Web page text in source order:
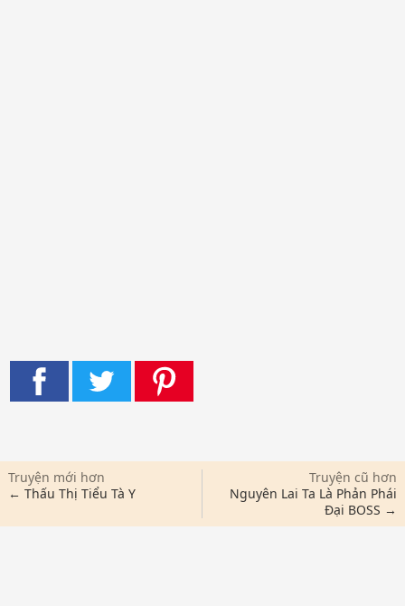
Truyện mới hơn
← Thấu Thị Tiểu Tà Y
Truyện cũ hơn
Nguyên Lai Ta Là Phản Phái
Đại BOSS →